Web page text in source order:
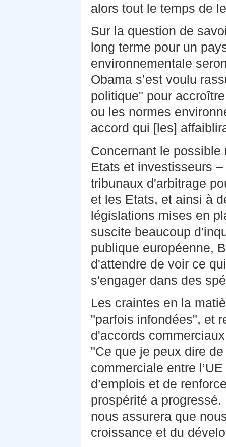
alors tout le temps de
Sur la question de
long terme pour un
environnementale
Obama s’est voulu
politique" pour
ou les normes
accord qui [les]
Concernant le
Etats et investisseurs
tribunaux d'arbitrage
et les Etats, et ainsi à
législations mises en
suscite beaucoup
publique européenne,
d'attendre de voir ce
s'engager dans des
Les craintes en la
"parfois infondées", et
d'accords
"Ce que je peux dire
commerciale entre
d’emplois et de
prospérité a
nous assurera que
croissance et du